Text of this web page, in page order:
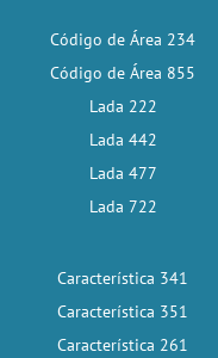
Código de Área 234
Código de Área 855
Lada 222
Lada 442
Lada 477
Lada 722
Característica 341
Característica 351
Característica 261